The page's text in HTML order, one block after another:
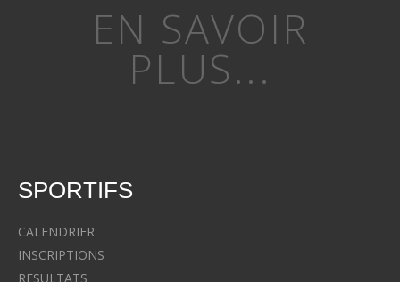
EN SAVOIR
PLUS...
SPORTIFS
CALENDRIER
INSCRIPTIONS
RESULTATS